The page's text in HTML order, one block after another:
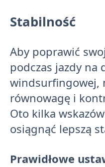
Stabilność
Aby poprawić
podczas jazdy na
windsurfingowej,
równowagę i
Oto kilka
osiągnąć lepszą
Prawidłowe